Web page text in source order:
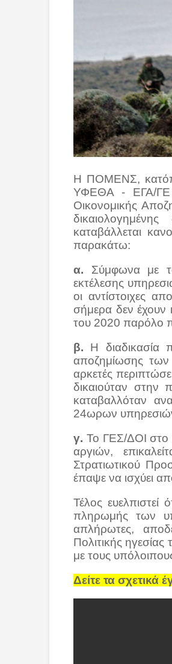
Η ΠΟΜΕΝΣ,
ΥΦΕΘΑ - ΕΓΑ/ΓΕ
Οικονομικής
καταβάλλεται
παρακάτω:
α. Σύμφωνα με
εκτέλεσης
οι αντίστοιχες
σήμερα δεν έχουν
του 2020 παρόλο
β. Η διαδικασία
αποζημίωσης
αρκετές
δικαιούταν
καταβαλλόταν
24ωρων
γ. Το ΓΕΣ/ΔΟΙ στο
αργιών,
Στρατιωτικού
έπαψε να ισχύει
Τέλος
πληρωμής των
απλήρωτες,
Πολιτικής
με τους
Δείτε τα σχετικά